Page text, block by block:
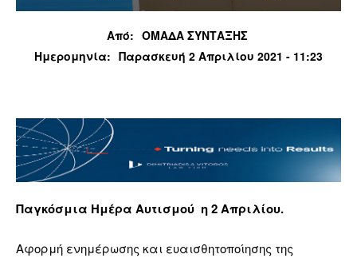
Από: ΟΜΑΔΑ ΣΥΝΤΑΞΗΣ
Ημερομηνία: Παρασκευή 2 Απριλίου 2021 - 11:23
Παγκόσμια Ημέρα Αυτισμού η 2 Απριλίου.
Αφορμή ενημέρωσης και ευαισθητοποίησης της